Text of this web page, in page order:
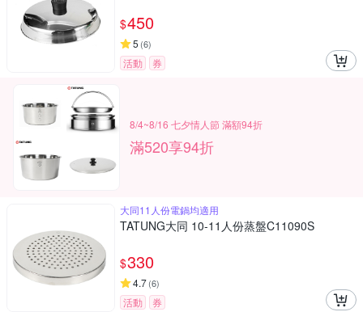
$450
5 (6)
活動 券
8/4~8/16 七夕情人節 滿額94折
滿520享94折
大同11人份電鍋均適用
TATUNG大同 10-11人份蒸盤C11090S
$330
4.7(6)
活動 券